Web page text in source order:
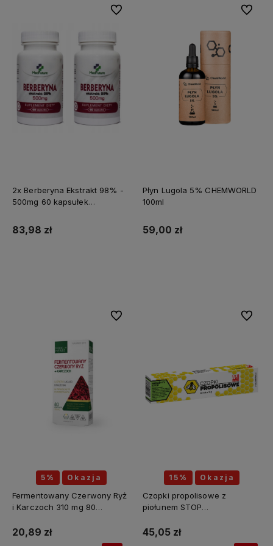
2x Berberyna Ekstrakt 98% -
500mg 60 kapsułek
83,98 zł
Do ulubionych
Płyn Lugola 5% CHEMWORLD
100ml
59,00 zł
Do
5% Okazja
Fermentowany Czerwony Ryż
i Karczoch 310 mg 80
20,89 zł
Do ulubionych
15% Okazja
Czopki propolisowe z
piołunem STOP
wrotycz, zielony orzech,
szałwia, kłącze tataraku,
45,05 zł
Do